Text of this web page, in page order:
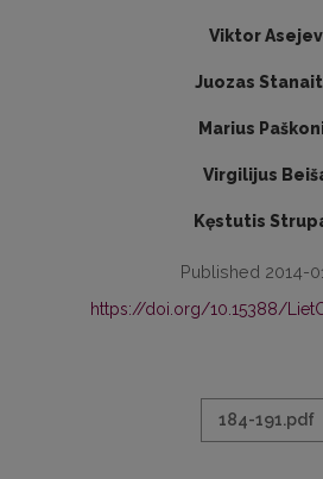
Viktor Asejev
Juozas
Marius
Virgilijus
Kęstutis
Published 2014-
https://doi.org/10.15388/
184-191.pdf